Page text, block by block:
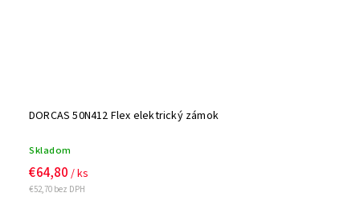
DORCAS 50N412 Flex elektrický zámok
Skladom
€52,70 bez DPH
€64,80 / ks